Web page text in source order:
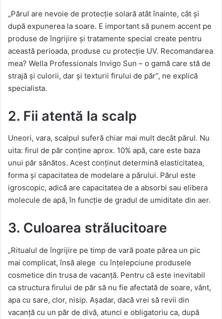
„Părul are nevoie de protecție solară atât înainte, cât și
după expunerea la soare. E important să punem accent pe
produse de îngrijire și tratamente special create pentru
această perioada, produse cu protecție UV. Recomandarea
mea? Wella Professionals Invigo Sun – o gamă care stă de
strajă și culorii, dar și texturii firului de păr”, ne explică
specialista.
2. Fii atentă la scalp
Uneori, vara, scalpul suferă chiar mai mult decât părul. Nu
uita: firul de păr conține aprox. 10% apă, care este baza
unui păr sănătos. Acest conținut determină elasticitatea,
forma și capacitatea de modelare a părului. Părul este
igroscopic, adică are capacitatea de a absorbi sau elibera
molecule de apă, în funcție de gradul de umiditate din aer.
3. Culoarea strălucitoare
„Ritualul de îngrijire pe timp de vară poate părea un pic
mai complicat, însă alege cu înțelepciune produsele
cosmetice din trusa de vacanță. Pentru că este inevitabil
ca structura firului de păr să nu fie afectată de soare, vânt,
apa cu sare, clor, nisip. Așadar, dacă vrei să revii din
vacanță cu un păr de divă, atunci e obligatoriu ca, după